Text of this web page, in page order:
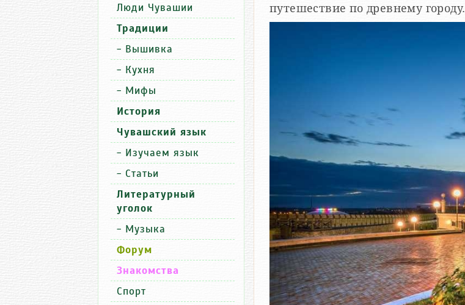
путешествие по древнему городу.
Люди Чувашии
Традиции
- Вышивка
- Кухня
- Мифы
История
Чувашский язык
- Изучаем язык
- Статьи
Литературный
уголок
- Музыка
Форум
Знакомства
Спорт